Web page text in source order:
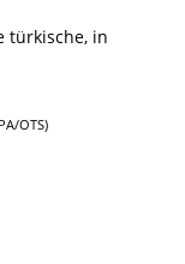
türkische, in
OTS)